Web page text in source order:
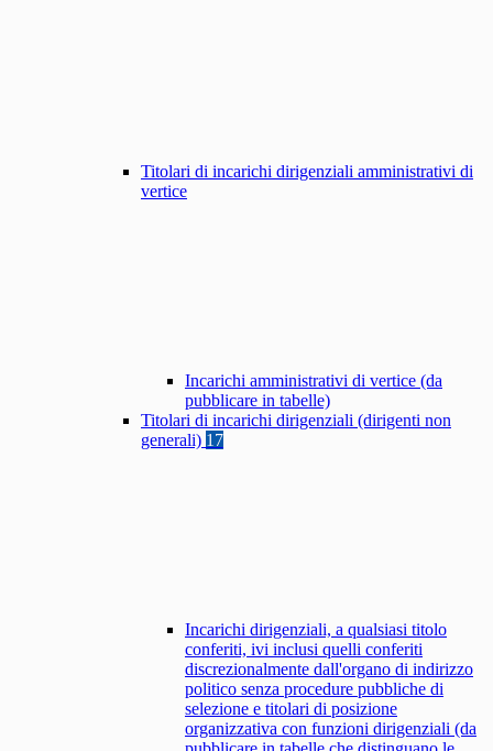
Titolari di incarichi dirigenziali amministrativi di
vertice
Incarichi amministrativi di vertice (da
pubblicare in tabelle)
Titolari di incarichi dirigenziali (dirigenti non
generali) 17
Incarichi dirigenziali, a qualsiasi titolo
conferiti, ivi inclusi quelli conferiti
discrezionalmente dall'organo di indirizzo
politico senza procedure pubbliche di
selezione e titolari di posizione
organizzativa con funzioni dirigenziali (da